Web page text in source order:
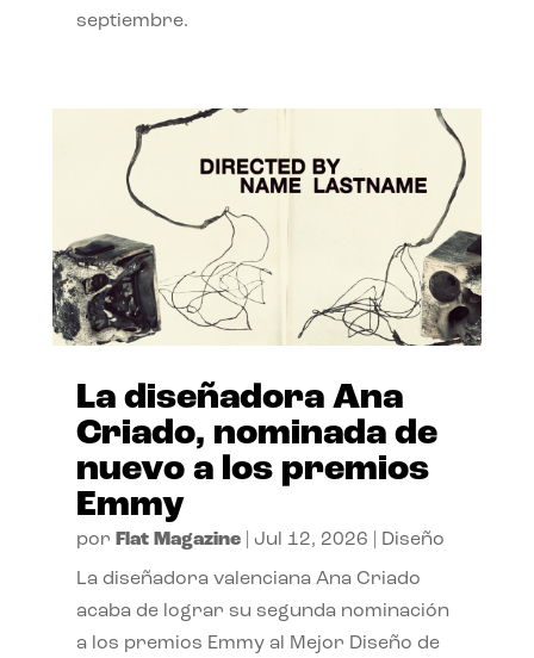
septiembre.
La diseñadora Ana
Criado, nominada de
nuevo a los premios
Emmy
por Flat Magazine| Jul 12, 2026 Diseño
La diseñadora valenciana Ana Criado
acaba de lograr su segunda nominación
a los premios Emmy al Mejor Diseño de